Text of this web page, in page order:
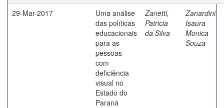
29-Mar-2017
Uma análise
das políticas
educacionais
para as
pessoas
com
deficiência
visual no
Estado do
Paraná
Zanetti,
Patricia
da Silva
Zanardini,
Isaura
Monica
Souza